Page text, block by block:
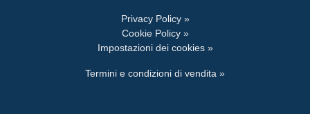
Privacy Policy »
Cookie Policy »
Impostazioni dei cookies »
Termini e condizioni di vendita »